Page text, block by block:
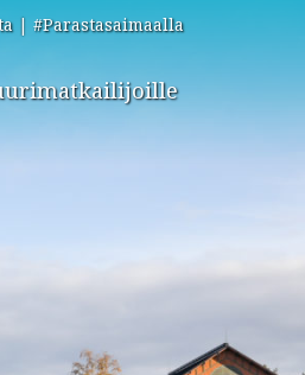
#Parastasaimaalla